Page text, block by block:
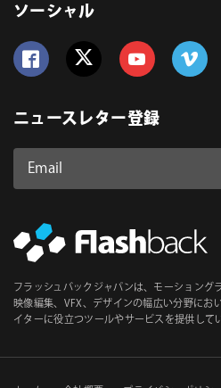
ソーシャル
ニュースレター登録
Email
ス
必
須
フラッシュバックジャパンは、モーショング
映像編集、VFX、デザインの幅広い分野にお
イターに役立つツールやサービスを提供して